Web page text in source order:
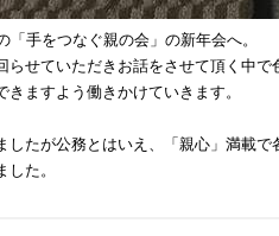
「手をつなぐ親の会」の新年会へ。
らせていただきお話をさせて頂く中で
きますよう働きかけていきます。
したが公務とはいえ、「親心」満載
た。